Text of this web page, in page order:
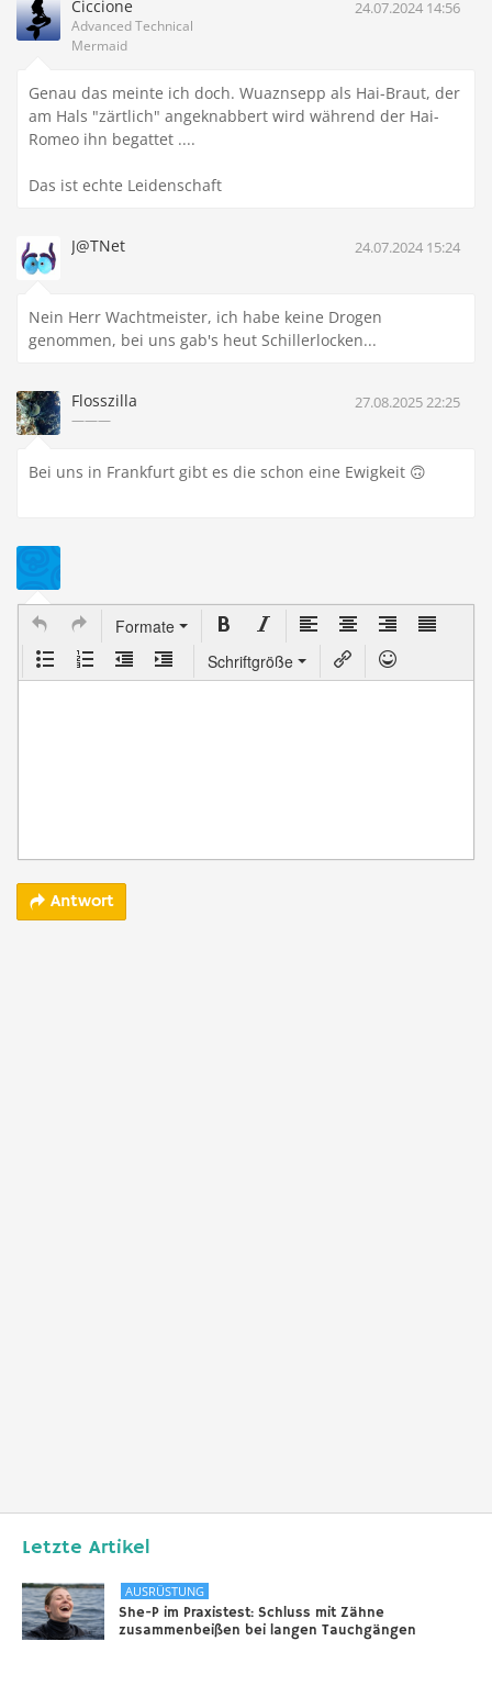
Ciccione
Advanced Technical
Mermaid
24.07.2024 14:56
Genau das meinte ich doch. Wuaznsepp als Hai-Braut, der
am Hals "zärtlich" angeknabbert wird während der Hai-
Romeo ihn begattet ....
Das ist echte Leidenschaft
J@TNet 24.07.2024 15:24
Nein Herr Wachtmeister, ich habe keine Drogen
genommen, bei uns gab's heut Schillerlocken...
Flosszilla
———
27.08.2025 22:25
Bei uns in Frankfurt gibt es die schon eine Ewigkeit 🙃
Formate
Schriftgröße
Antwort
Letzte Artikel
AUSRÜSTUNG
She-P im Praxistest: Schluss mit Zähne
zusammenbeißen bei langen Tauchgängen